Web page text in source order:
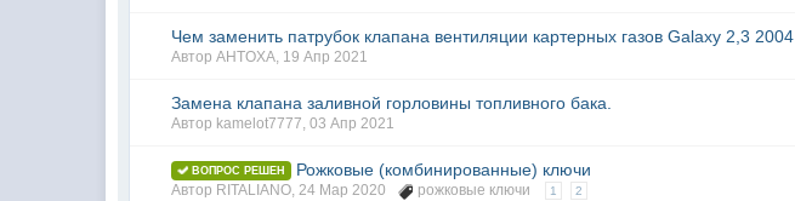
Чем заменить патрубок клапана вентиляции картерных газов Galaxy 2,3 2004
АвторAHTOXA, 19 Апр 2021
Замена клапана заливной горловины топливного бака.
Автор kamelot7777,03 Апр 2021
ВОПРОС РЕШЕН Рожковые (комбинированные) ключи
Автор RITALIANO,24 Мар 2020 рожковые ключи 1 2